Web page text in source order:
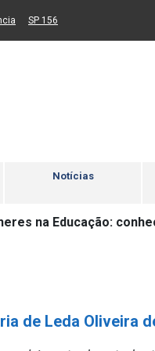
Ir para rodapé
(Link para um novo sítio)
SP 156
Notícias
na Educação:
de Leda Oliveira